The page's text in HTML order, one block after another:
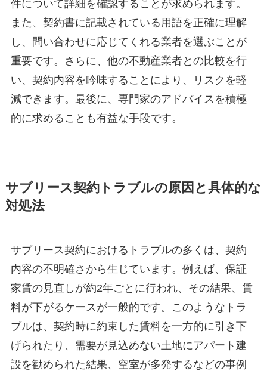
件について詳細を確認することが求められます。
また、契約書に記載されている用語を正確に理解
し、問い合わせに応じてくれる業者を選ぶことが
重要です。さらに、他の不動産業者との比較を行
い、契約内容を吟味することにより、リスクを軽
減できます。最後に、専門家のアドバイスを積極
的に求めることも有益な手段です。
サブリース契約トラブルの原因と具体的な
対処法
サブリース契約におけるトラブルの多くは、契約
内容の不明確さから生じています。例えば、保証
家賃の見直しが約2年ごとに行われ、その結果、賃
料が下がるケースが一般的です。このようなトラ
ブルは、契約時に約束した賃料を一方的に引き下
げられたり、需要が見込めない土地にアパート建
設を勧められた結果、空室が多発するなどの事例